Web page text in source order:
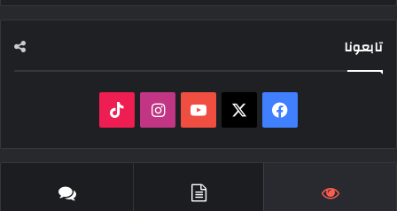
تابعونا
فيسبوك ‫YouTubeانستقرام